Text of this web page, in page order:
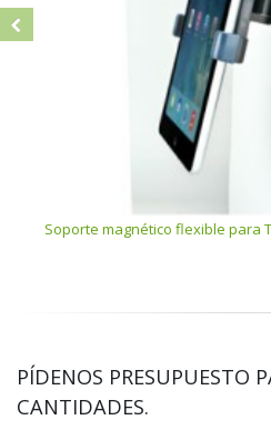
Soporte magnético flexible para
PÍDENOS PRESUPUESTO
CANTIDADES.